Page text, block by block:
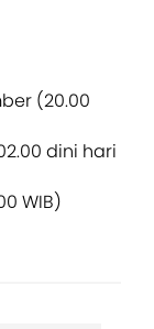
(20.00
dini hari
WIB)